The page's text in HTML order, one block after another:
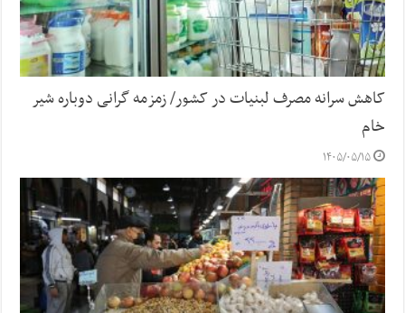
کاهش سرانه مصرف لبنیات در کشور/ زمزمه گرانی دوباره شیر
خام
۱۴۰۵/۰۵/۱۵